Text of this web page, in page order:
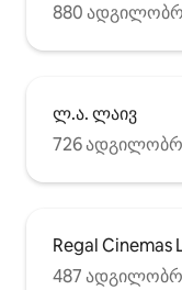
880
ლ.ა. ლაივ
726
Regal Cinemas
487